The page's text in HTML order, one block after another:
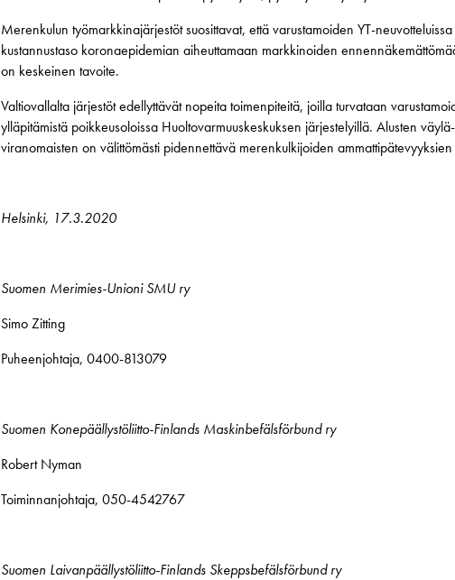
Merenkulun työmarkkinajärjestöt suosittavat, että varustamoiden YT-
kustannustaso koronaepidemian aiheuttamaan markkinoiden
on keskeinen tavoite.
Valtiovallalta järjestöt edellyttävät nopeita toimenpiteitä, joilla turvataan
ylläpitämistä poikkeusoloissa Huoltovarmuuskeskuksen järjestelyillä. Alusten
viranomaisten on välittömästi pidennettävä merenkulkijoiden
Helsinki, 17.3.2020
Suomen Merimies-Unioni SMU ry
Simo Zitting
Puheenjohtaja, 0400-813079
Suomen Konepäällystöliitto-Finlands Maskinbefälsförbund ry
Robert Nyman
Toiminnanjohtaja, 050-4542767
Suomen Laivanpäällystöliitto-Finlands Skeppsbefälsförbund ry